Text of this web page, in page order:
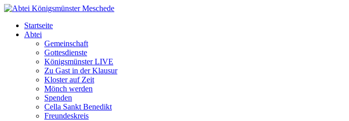
Startseite
Abtei
Gemeinschaft
Gottesdienste
Königsmünster LIVE
Zu Gast in der Klausur
Kloster auf Zeit
Mönch werden
Spenden
Cella Sankt Benedikt
Freundeskreis